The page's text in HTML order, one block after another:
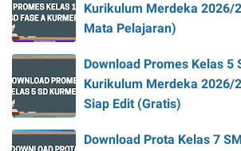
Kurikulum Merdeka 2026/
Mata Pelajaran)
Download Promes Kelas 5
Kurikulum Merdeka 2026/
Siap Edit (Gratis)
Download Prota Kelas 7